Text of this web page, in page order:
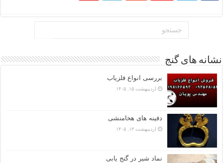
نشانه های گنج
بررسی انواع فلزیاب
اردیبهشت ۱۵, ۱۴۰۵
دفینه های هخامنشی
اردیبهشت ۱۳, ۱۴۰۵
نماد شیر در گنج یابی